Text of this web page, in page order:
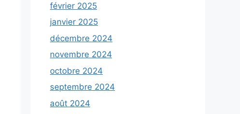
février 2025
janvier 2025
décembre 2024
novembre 2024
octobre 2024
septembre 2024
août 2024